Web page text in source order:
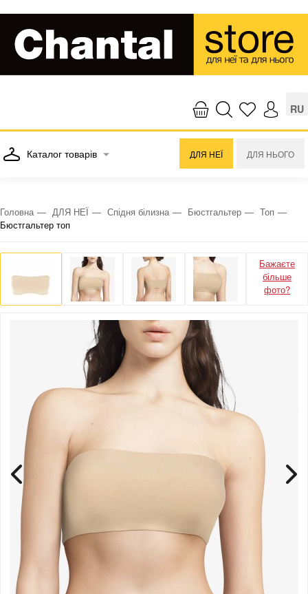
RU
Каталог товарів ДЛЯ НЕЇ ДЛЯ НЬОГО
Головна ДЛЯ НЕЇ Спідня білизна Бюстгальтер
Топ
Бюстгальтер топ
Бажаєте
більше
фото?